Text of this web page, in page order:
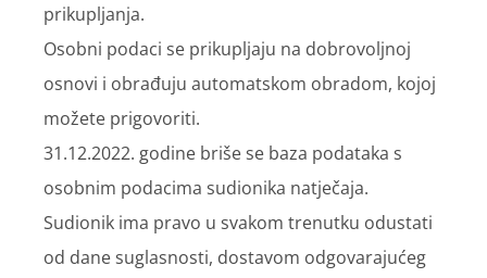
prikupljanja.
Osobni podaci se prikupljaju na dobrovoljnoj
osnovi i obrađuju automatskom obradom, kojoj
možete prigovoriti.
31.12.2022. godine briše se baza podataka s
osobnim podacima sudionika natječaja.
Sudionik ima pravo u svakom trenutku odustati
od dane suglasnosti, dostavom odgovarajućeg